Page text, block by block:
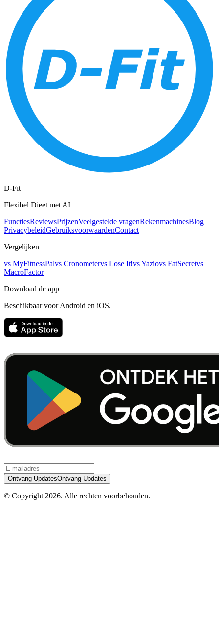
D-Fit
Flexibel Dieet met AI.
FunctiesReviewsPrijzenVeelgestelde vragenRekenmachinesBlog
PrivacybeleidGebruiksvoorwaardenContact
Vergelijken
vs MyFitnessPalvs Cronometervs Lose It!vsYaziovs FatSecretvs
MacroFactor
Download de app
Beschikbaar voor Android en iOS.
Ontvang UpdatesOntvang Updates
© Copyright 2026. Alle rechten voorbehouden.